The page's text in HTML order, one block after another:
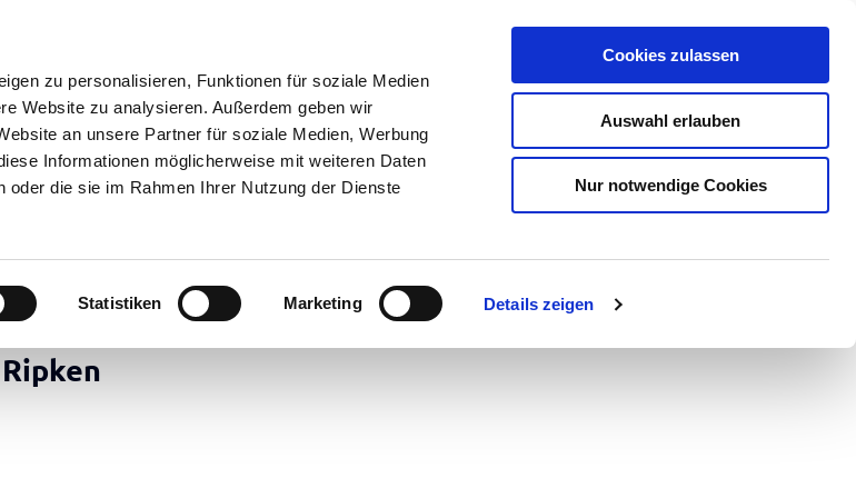
zu personalisieren, Funktionen für soziale Medien
Website zu analysieren. Außerdem geben wir
an unsere Partner für soziale Medien, Werbung
Informationen möglicherweise mit weiteren Daten
die sie im Rahmen Ihrer Nutzung der Dienste
Statistiken Marketing Details zeigen
Cookies zulassen
Auswahl erlauben
Nur notwendige Cookies